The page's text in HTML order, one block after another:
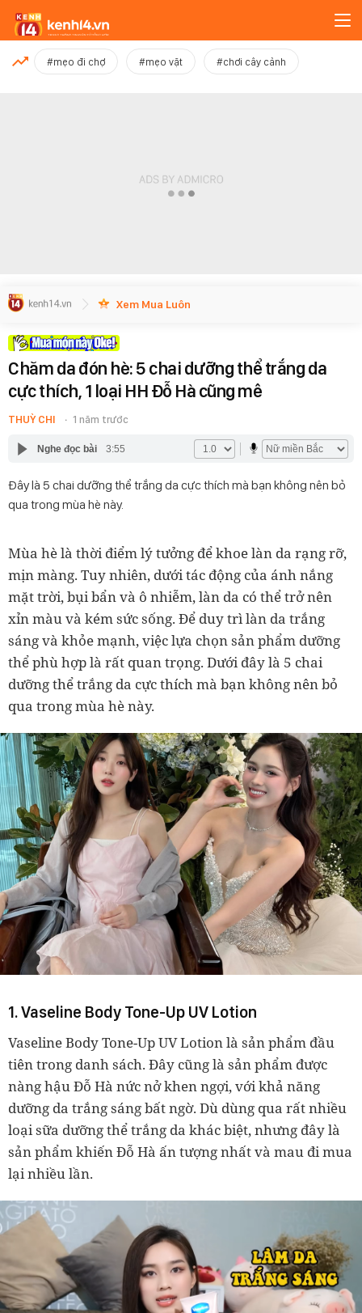
MỚI NHẤT
#mẹo đi chợ #mẹo vặt #chơi cây cảnh
Xem Mua Luôn
Chăm da đón hè: 5 chai dưỡng thể trắng da
cực thích, 1 loại HH Đỗ Hà cũng mê
THUỲ CHI 1 năm trước
Nghe đọc bài 3:55
Đây là 5 chai dưỡng thể trắng da cực thích mà bạn không nên bỏ
qua trong mùa hè này.
Mùa hè là thời điểm lý tưởng để khoe làn da rạng rỡ,
mịn màng. Tuy nhiên, dưới tác động của ánh nắng
mặt trời, bụi bẩn và ô nhiễm, làn da có thể trở nên
xỉn màu và kém sức sống. Để duy trì làn da trắng
sáng và khỏe mạnh, việc lựa chọn sản phẩm dưỡng
thể phù hợp là rất quan trọng. Dưới đây là 5 chai
dưỡng thể trắng da cực thích mà bạn không nên bỏ
qua trong mùa hè này.
1. Vaseline Body Tone-Up UV Lotion
Vaseline Body Tone-Up UV Lotion là sản phẩm đầu
tiên trong danh sách. Đây cũng là sản phẩm được
nàng hậu Đỗ Hà nức nở khen ngợi, với khả năng
dưỡng da trắng sáng bất ngờ. Dù dùng qua rất nhiều
loại sữa dưỡng thể trắng da khác biệt, nhưng đây là
sản phẩm khiến Đỗ Hà ấn tượng nhất và mau đi mua
lại nhiều lần.